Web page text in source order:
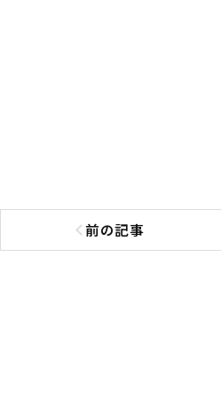
前の記事
前の記事へ